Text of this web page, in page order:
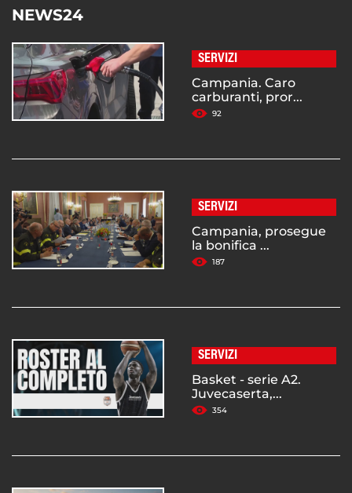
NEWS24
SERVIZI
Campania. Caro
carburanti, pror...
92
SERVIZI
Campania, prosegue
la bonifica ...
187
SERVIZI
Basket - serie A2.
Juvecaserta,...
354